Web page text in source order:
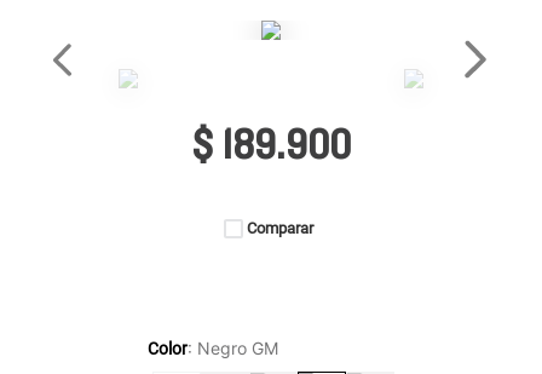
$ 189.900
Comparar
Color: Negro GM